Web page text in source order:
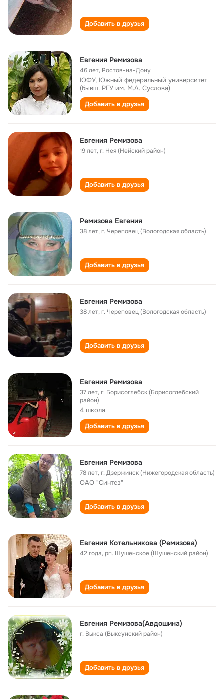
Добавить в друзья
Евгения Ремизова
46 лет, Ростов-на-Дону
ЮФУ, Южный федеральный университет
(бывш. РГУ им. М.А. Суслова)
Добавить в друзья
Евгения Ремизова
19 лет,г. Нея (Нейский район)
Добавить в друзья
Ремизова Евгения
38 лет,г. Череповец (Вологодская область)
Добавить в друзья
Евгения Ремизова
38 лет,г. Череповец (Вологодская область)
Добавить в друзья
Евгения Ремизова
37 лет,г. Борисоглебск (Борисоглебский
район)
4 школа
Добавить в друзья
Евгения Ремизова
78 лет,г. Дзержинск (Нижегородская область)
ОАО "Синтез"
Добавить в друзья
Евгения Котельникова (Ремизова)
42 года,рп. Шушенское (Шушенский район)
Добавить в друзья
Евгения Ремизова(Авдошина)
г. Выкса (Выксунский район)
Добавить в друзья